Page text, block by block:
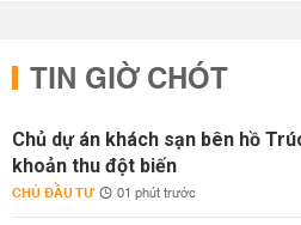
TIN GIỜ CHÓT
Chủ dự án khách sạn bên hồ
khoản thu đột biến
CHỦ ĐẦU TƯ 01 phút trước